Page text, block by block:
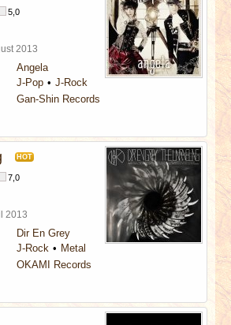
5,0
2013
Angela
J-Pop
J-Rock
Gan-Shin Records
HOT
7,0
2013
Dir En Grey
J-Rock
Metal
OKAMI Records